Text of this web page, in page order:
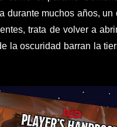
durante muchos años, un
trata de volver a
la oscuridad barran la